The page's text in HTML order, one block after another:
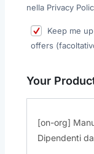
nella Privacy
Keep me
offers
Your
[on-org]
Dipendenti